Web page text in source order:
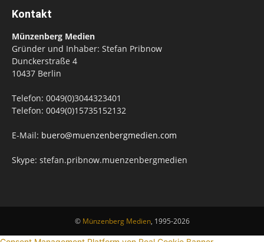
Kontakt
Münzenberg Medien
Gründer und Inhaber: Stefan Pribnow
Dunckerstraße 4
10437 Berlin
Telefon: 0049(0)3044323401
Telefon: 0049(0)15735152132
E-Mail: buero@muenzenbergmedien.com
Skype: stefan.pribnow.muenzenbergmedien
© Münzenberg Medien, 1995-2026